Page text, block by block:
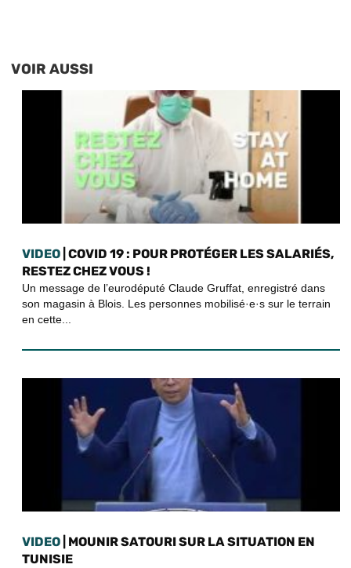
VOIR AUSSI
VIDEO | COVID 19 : POUR PROTÉGER LES SALARIÉS,
RESTEZ CHEZ VOUS !
Un message de l’eurodéputé Claude Gruffat, enregistré dans
son magasin à Blois. Les personnes mobilisé·e·s sur le terrain
en cette...
VIDEO | MOUNIR SATOURI SUR LA SITUATION EN
TUNISIE